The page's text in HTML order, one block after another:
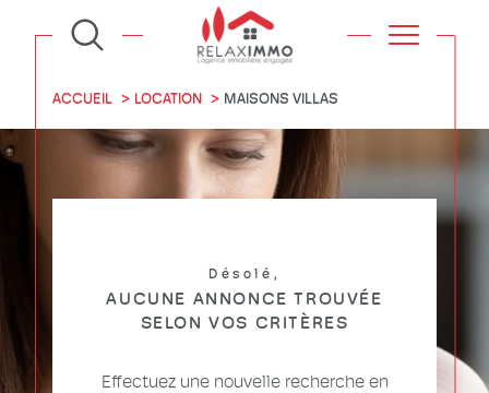
ACCUEIL LOCATION MAISONS VILLAS
Désolé,
AUCUNE ANNONCE TROUVÉE
SELON VOS CRITÈRES
Effectuez une nouvelle recherche en